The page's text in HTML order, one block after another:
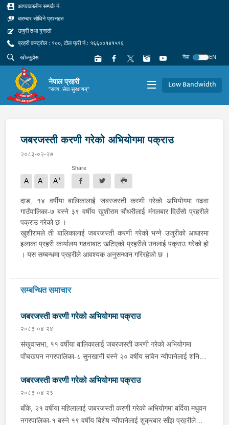
आपतकालीन सम्पर्क नं.
बारम्बार सोधिने प्रश्नहरु
उजुरी तथा गुनासो
प्रहरी कन्ट्रोल : १००, टोल फ्री नं.: १६६००१४१५१६
नेपा
EN
नेपाल प्रहरी
"सत्य, सेवा सुरक्षणम्" Low Bandwidth
जबरजस्ती करणी गरेको अभियोगमा पक्राउ
२०८३-०२-२७
A A- A+
Share
दाङ, १४ वर्षीया बालिकालाई जबरजस्ती करणी गरेको अभियोगमा गढवा
गाउँपालिका-७ बस्ने ३९ वर्षीय खुशीराम चौधरीलाई मंगलबार दिउँसो प्रहरीले
पक्राउ गरेको छ ।
खुशीरामले ती बालिकालाई जबरजस्ती करणी गरेको भन्ने उजुरीको आधारमा
इलाका प्रहरी कार्यालय गढवाबाट खटिएको प्रहरीले उनलाई पक्राउ गरेको हो
। यस सम्बन्धमा प्रहरीले आवश्यक अनुसन्धान गरिरहेको छ ।
सम्बन्धित समाचार
जबरजस्ती करणी गरेको अभियोगमा पक्राउ
२०८३-०४-२४
संखुवासभा, ११ वर्षीया बालिकालाई जबरजस्ती करणी गरेको अभियोगमा
पाँचखपन नगरपालिका-८ सुनखानी बस्ने २० वर्षीय सविन न्यौपानेलाई शनिबार
गरेको भन्ने उजुरीको आधारमा इलाका प्रहरी कार्यालय वानाबाट खटिएको
प्रहरीले उनलाई पक्राउ गरेको हो । यस सम्बन्धमा प्रहरीले आवश्यक
अनुसन्धान गरिरहेको छ ।
जबरजस्ती करणी गरेको अभियोगमा पक्राउ
२०८३-०४-२३
बाँके, २१ वर्षीया महिलालाई जबरजस्ती करणी गरेको अभियोगमा बर्दिया मधुवन
नगरपालिका-१ बस्ने १९ वर्षीय बिशेष न्यौपानेलाई शुक्रबार साँझ प्रहरीले